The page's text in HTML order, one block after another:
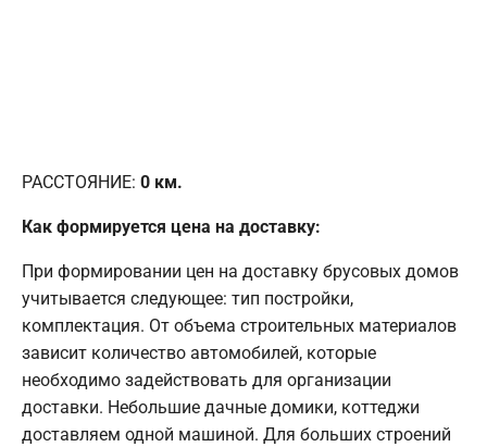
РАССТОЯНИЕ: 0 км.
Как формируется цена на доставку:
При формировании цен на доставку брусовых домов
учитывается следующее: тип постройки,
комплектация. От объема строительных материалов
зависит количество автомобилей, которые
необходимо задействовать для организации
доставки. Небольшие дачные домики, коттеджи
доставляем одной машиной. Для больших строений